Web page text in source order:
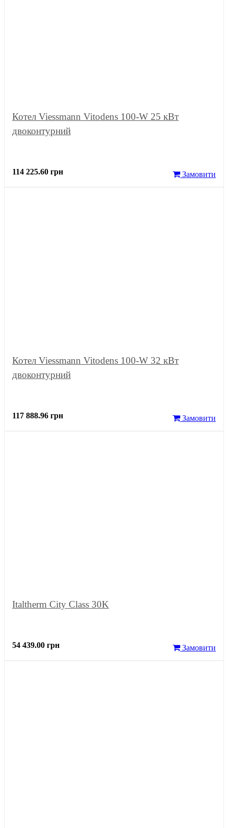
Котел Viessmann Vitodens 100-W 25 кВт
двоконтурний
114 225.60 грн Замовити
Котел Viessmann Vitodens 100-W 32 кВт
двоконтурний
117 888.96 грн Замовити
Italtherm City Class 30K
54 439.00 грн Замовити